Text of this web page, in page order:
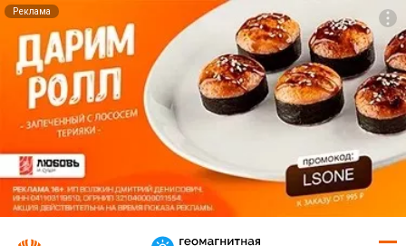
Реклама